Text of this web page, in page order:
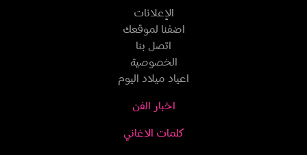
الإعلانات
اضفنا لموقعك
اتصل بنا
الخصوصية
اعياد ميلاد اليوم
اخبار الفن
كلمات الاغاني